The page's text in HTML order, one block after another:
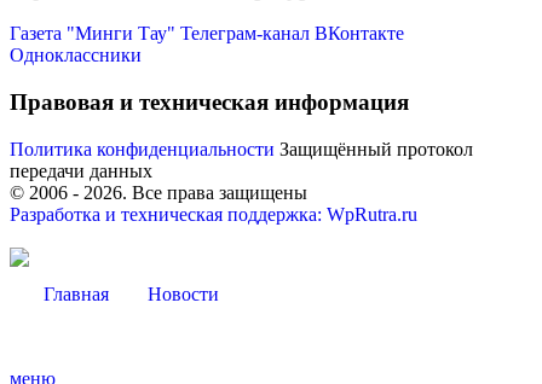
Газета "Минги Тау" Телеграм-канал ВКонтакте
Одноклассники
Правовая и техническая информация
Политика конфиденциальности Защищённый протокол
передачи данных
© 2006 - 2026. Все права защищены
Разработка и техническая поддержка: WpRutra.ru
Главная Новости
меню